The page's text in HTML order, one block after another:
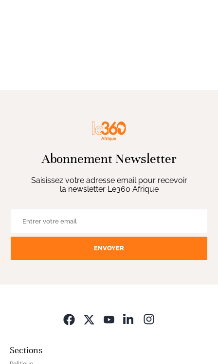
Abonnement Newsletter
Saisissez votre adresse email pour recevoir
la newsletter Le360 Afrique
ENVOYER
Sections